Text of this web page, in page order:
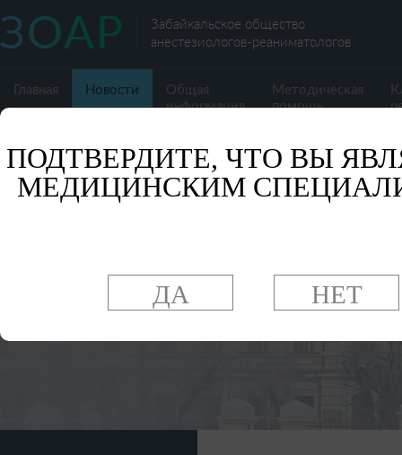
Забайкальское общество
анестезиологов-реаниматологов
Главная Новости
Общая
информация
Методическая
помощь
ПОДТВЕРДИТЕ, ЧТО ВЫ
МЕДИЦИНСКИМ
ДА НЕТ